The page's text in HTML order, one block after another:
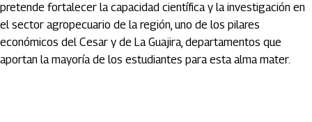
pretende fortalecer la capacidad científica y la investigación en
el sector agropecuario de la región, uno de los pilares
económicos del Cesar y de La Guajira, departamentos que
aportan la mayoría de los estudiantes para esta alma mater.